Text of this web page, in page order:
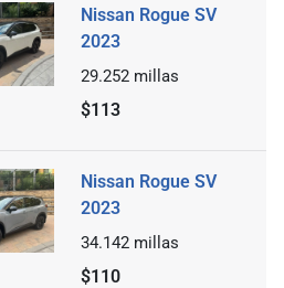
Nissan Rogue SV
2023
29.252 millas
$113
Nissan Rogue SV
2023
34.142 millas
$110